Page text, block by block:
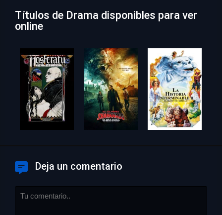
Títulos de Drama disponibles para ver
online
Deja un comentario